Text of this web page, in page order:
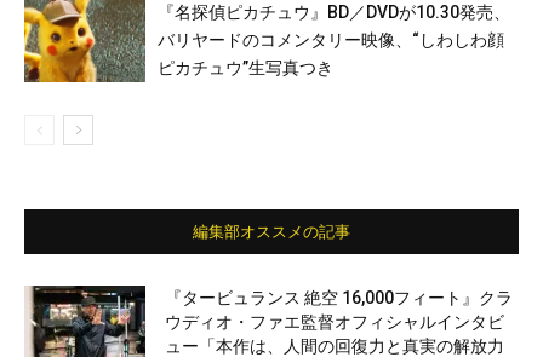
『名探偵ピカチュウ』BD／DVDが10.30発売、
バリヤードのコメンタリー映像、“しわしわ顔
ピカチュウ”生写真つき
編集部オススメの記事
『タービュランス 絶空 16,000フィート』クラ
ウディオ・ファエ監督オフィシャルインタビ
ュー「本作は、人間の回復力と真実の解放力